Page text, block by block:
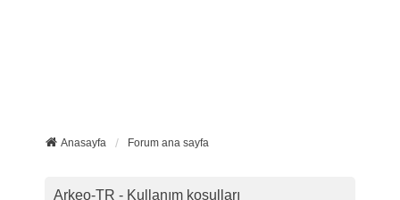
Anasayfa Forum ana sayfa
Arkeo-TR - Kullanım koşulları